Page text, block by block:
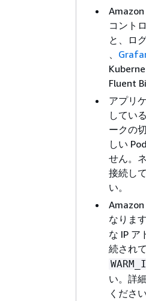
コント
と、ロ
、
Fluent
アプリ
してい
ークの
しい
せん。
接続し
い。
なります
な IP ア
続され
い。詳
くださ